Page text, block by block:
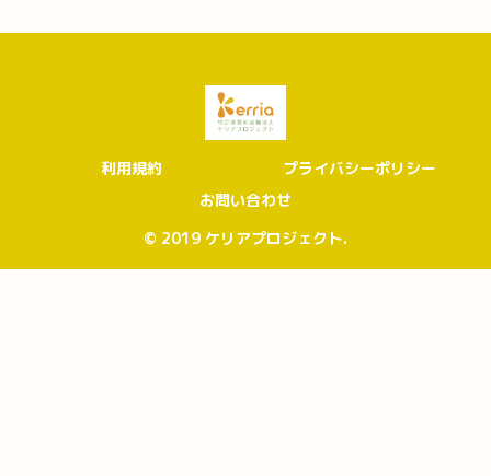
利用規約
プライバシーポリシー
お問い合わせ
© 2019 ケリアプロジェクト.